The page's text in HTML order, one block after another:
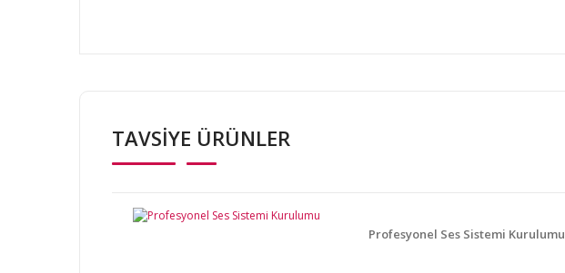
Ürün resmi kalitesiz, bozuk veya görüntülenemiyor.
Ürün açıklamasında eksik bilgiler bulunuyor.
Ürün fiyatı diğer sitelerden daha pahalı.
TAVSİYE ÜRÜNLER
Profesyonel Ses Sistemi Kurulumu